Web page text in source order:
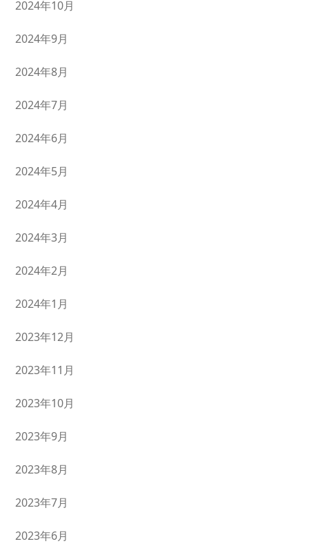
2024年10月
2024年9月
2024年8月
2024年7月
2024年6月
2024年5月
2024年4月
2024年3月
2024年2月
2024年1月
2023年12月
2023年11月
2023年10月
2023年9月
2023年8月
2023年7月
2023年6月